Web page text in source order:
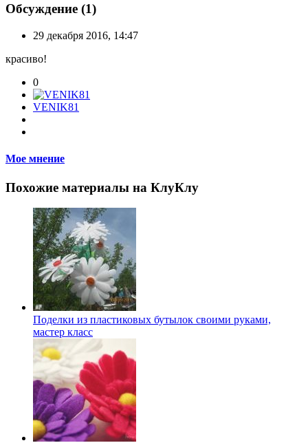
Обсуждение (1)
29 декабря 2016, 14:47
красиво!
0
VENIK81
Мое мнение
Похожие материалы на КлуКлу
Поделки из пластиковых бутылок своими руками,
мастер класс